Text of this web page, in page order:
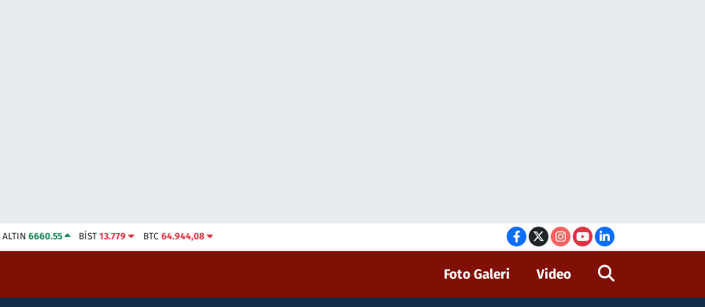
ALTIN 6660.55 BİST13.779 BTC 64.944,08
Foto Galeri Video